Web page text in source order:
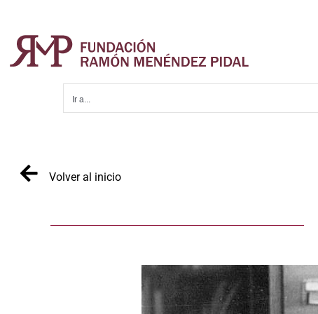
contenido
Ir a...
Volver al inicio